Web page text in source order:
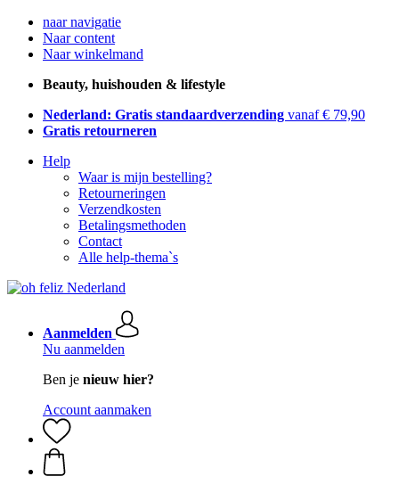
naar navigatie
Naar content
Naar winkelmand
Beauty, huishouden & lifestyle
Nederland: Gratis standaardverzending vanaf € 79,90
Gratis retourneren
Help
Waar is mijn bestelling?
Retourneringen
Verzendkosten
Betalingsmethoden
Contact
Alle help-thema`s
Aanmelden
Nu aanmelden
Ben je nieuw hier?
Account aanmaken